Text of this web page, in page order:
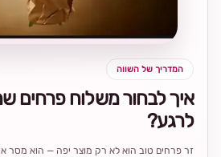
המדריך של השווה
איך לבחור משלוח פרחים
לרגע?
זר פרחים טוב הוא לא רק מוצר יפה — הוא מסר